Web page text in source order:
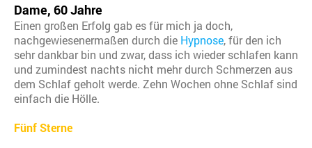
Dame, 60 Jahre
Einen großen Erfolg gab es für mich ja doch,
nachgewiesenermaßen durch die Hypnose, für den ich
sehr dankbar bin und zwar, dass ich wieder schlafen kann
und zumindest nachts nicht mehr durch Schmerzen aus
dem Schlaf geholt werde. Zehn Wochen ohne Schlaf sind
einfach die Hölle.
Fünf Sterne